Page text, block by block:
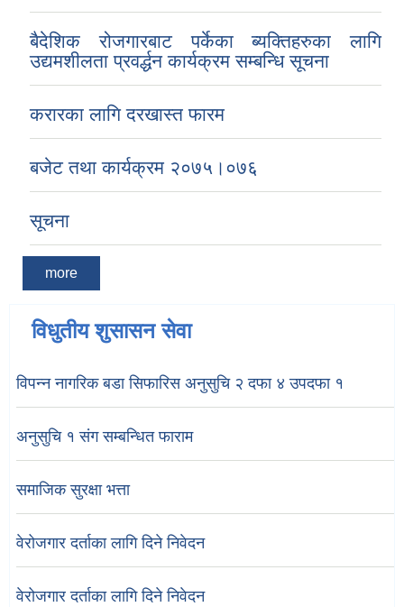
बैदेशिक रोजगारबाट पर्केका ब्यक्तिहरुका लागि
उद्यमशीलता प्रवर्द्धन कार्यक्रम सम्बन्धि सूचना
करारका लागि दरखास्त फारम
बजेट तथा कार्यक्रम २०७५।०७६
सूचना
more
विधुतीय शुसासन सेवा
विपन्न नागरिक बडा सिफारिस अनुसुचि २ दफा ४ उपदफा १
अनुसुचि १ संग सम्बन्धित फाराम
समाजिक सुरक्षा भत्ता
वेरोजगार दर्ताका लागि दिने निवेदन
वेरोजगार दर्ताका लागि दिने निवेदन